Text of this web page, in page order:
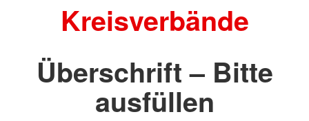
Kreisverbände
Überschrift – Bitte
ausfüllen